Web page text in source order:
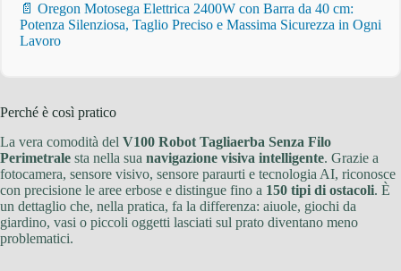
📄 Oregon Motosega Elettrica 2400W con Barra da 40 cm:
Potenza Silenziosa, Taglio Preciso e Massima Sicurezza in Ogni
Lavoro
Perché è così pratico
La vera comodità del V100 Robot Tagliaerba Senza Filo
Perimetrale sta nella sua navigazione visiva intelligente. Grazie a
fotocamera, sensore visivo, sensore paraurti e tecnologia AI, riconosce
con precisione le aree erbose e distingue fino a 150 tipi di ostacoli. È
un dettaglio che, nella pratica, fa la differenza: aiuole, giochi da
giardino, vasi o piccoli oggetti lasciati sul prato diventano meno
problematici.